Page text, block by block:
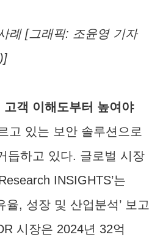
례 [그래픽: 조윤영 기자
객 이해도부터 높여야
고 있는 보안 솔루션으로
듭하고 있다. 글로벌 시장
INSIGHTS’는
율, 성장 및 산업분석’ 보고
시장은 2024년 32억